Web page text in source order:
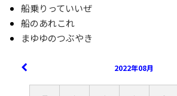
船乗りっていいぜ
船のあれこれ
まゆゆのつぶやき
2022年08月